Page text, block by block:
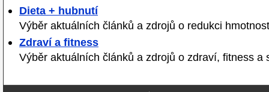
Dieta + hubnutí
Výběr aktuálních článků a zdrojů o redukci
Zdraví a fitness
Výběr aktuálních článků a zdrojů o zdraví, fitness a